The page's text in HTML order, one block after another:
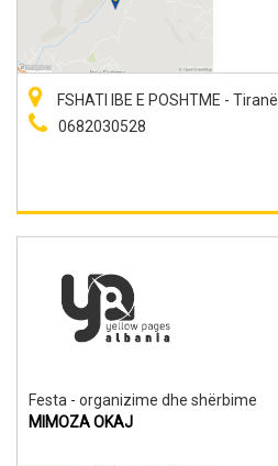
FSHATI IBE E POSHTME - Tiranë
0682030528
Festa - organizime dhe shërbime
MIMOZA OKAJ